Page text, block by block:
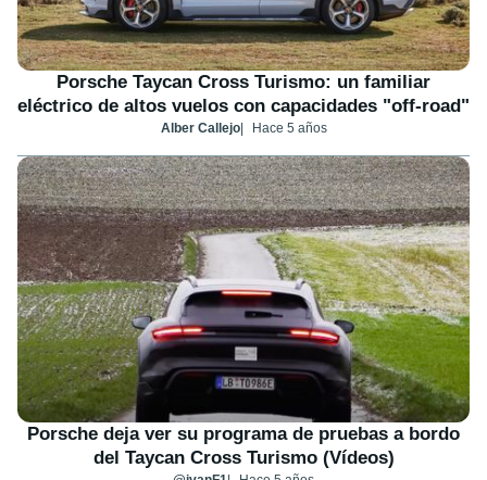
Porsche Taycan Cross Turismo: un familiar
eléctrico de altos vuelos con capacidades "off-road"
Alber Callejo Hace 5 años
Porsche deja ver su programa de pruebas a bordo
del Taycan Cross Turismo (Vídeos)